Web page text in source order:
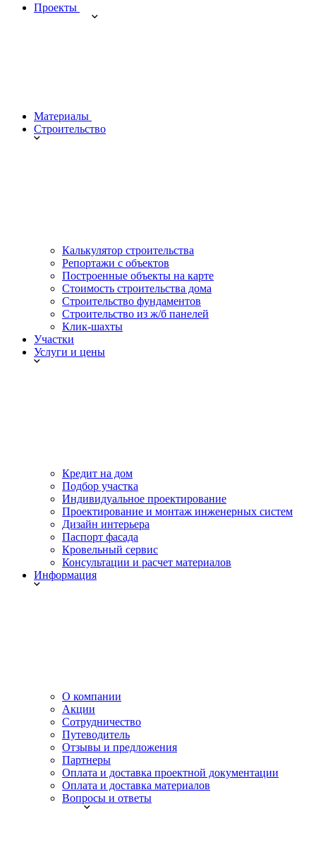
Проекты
Материалы
Строительство
Калькулятор строительства
Репортажи с объектов
Построенные объекты на карте
Стоимость строительства дома
Строительство фундаментов
Строительство из ж/б панелей
Клик-шахты
Участки
Услуги и цены
Кредит на дом
Подбор участка
Индивидуальное проектирование
Проектирование и монтаж инженерных систем
Дизайн интерьера
Паспорт фасада
Кровельный сервис
Консультации и расчет материалов
Информация
О компании
Акции
Сотрудничество
Путеводитель
Отзывы и предложения
Партнеры
Оплата и доставка проектной документации
Оплата и доставка материалов
Вопросы и ответы